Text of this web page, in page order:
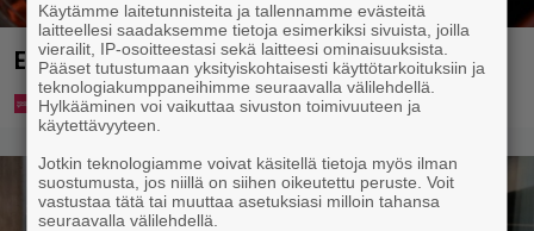
Eurojackpotista 80 000 euroa Suomeen – tänne
Käytämme laitetunnisteita ja tallennamme evästeitä
laitteellesi saadaksemme tietoja esimerkiksi sivuista, joilla
vierailit, IP-osoitteestasi sekä laitteesi ominaisuuksista.
Pääset tutustumaan yksityiskohtaisesti käyttötarkoituksiin ja
teknologiakumppaneihimme seuraavalla välilehdellä.
Hylkääminen voi vaikuttaa sivuston toimivuuteen ja
käytettävyyteen.
Jotkin teknologiamme voivat käsitellä tietoja myös ilman
suostumusta, jos niillä on siihen oikeutettu peruste. Voit
vastustaa tätä tai muuttaa asetuksiasi milloin tahansa
seuraavalla välilehdellä.